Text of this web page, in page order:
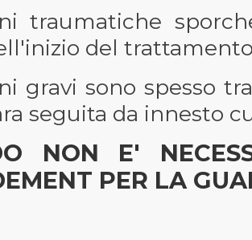
traumatiche
del
gravi sono spesso
seguita da innesto
NON E'
PER LA